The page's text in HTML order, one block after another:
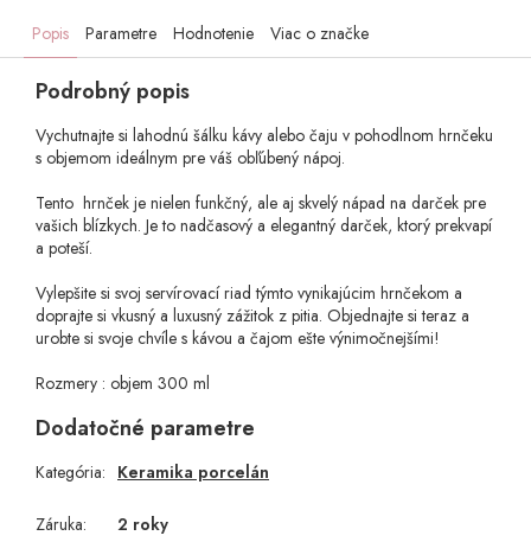
Popis Parametre Hodnotenie Viac o značke
Podrobný popis
Vychutnajte si lahodnú šálku kávy alebo čaju v pohodlnom hrnčeku
s objemom ideálnym pre váš obľúbený nápoj.
Tento hrnček je nielen funkčný, ale aj skvelý nápad na darček pre
vašich blízkych. Je to nadčasový a elegantný darček, ktorý prekvapí
a poteší.
Vylepšite si svoj servírovací riad týmto vynikajúcim hrnčekom a
doprajte si vkusný a luxusný zážitok z pitia. Objednajte si teraz a
urobte si svoje chvíle s kávou a čajom ešte výnimočnejšími!
Rozmery : objem 300 ml
Dodatočné parametre
Kategória: Keramika porcelán
Záruka: 2 roky